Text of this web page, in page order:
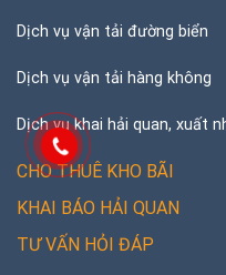
Dịch vụ vận tải đường biển
Dịch vụ vận tải hàng không
Dịch vụ khai hải quan, xuất
CHO THUÊ KHO BÃI
KHAI BÁO HẢI QUAN
TƯ VẤN HỎI ĐÁP